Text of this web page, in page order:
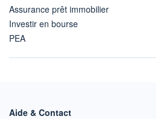
Assurance prêt immobilier
Investir en bourse
PEA
Aide & Contact